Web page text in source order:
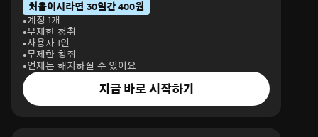
처음이시라면 30일간 400원
계정 1개
무제한 청취
사용자 1인
무제한 청취
언제든 해지하실 수 있어요
지금 바로 시작하기